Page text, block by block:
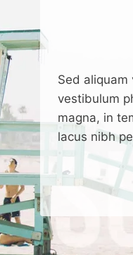
Sed aliquam
vestibulum
magna, in
lacus nibh